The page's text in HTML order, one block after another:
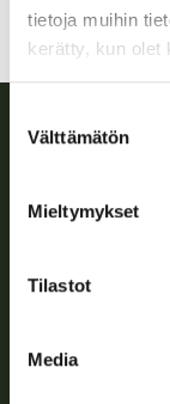
tietoja muihin
kerätty, kun olet
valinta
Välttämätön
Mieltymykset
Tilastot
Media
Suomen
toimeenpanosta
hallintotehtävistä.